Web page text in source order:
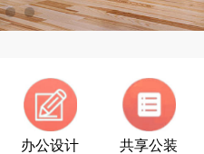
办公设计 共享公装